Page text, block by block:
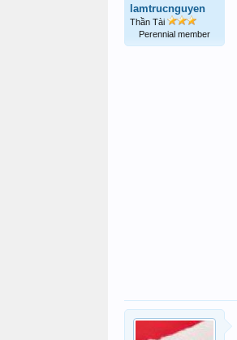
lamtrucnguyen
Thần Tài
Perennial member